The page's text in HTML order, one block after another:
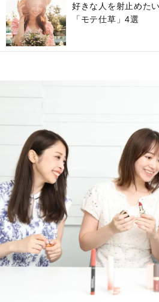
好きな人を射止め
「モテ仕草」4選